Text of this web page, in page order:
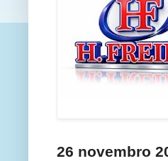
26 novembro